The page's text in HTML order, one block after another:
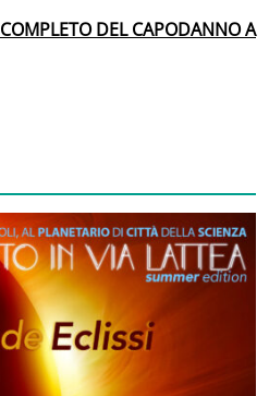
DEL CAPODANNO A